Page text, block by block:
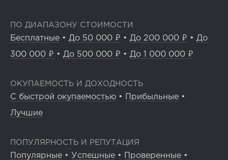
ПО ДИАПАЗОНУ СТОИМОСТИ
Бесплатные • До 50 000 ₽ • До 200 000 ₽ • До
300 000 ₽ • До 500 000 ₽ • До 1 000 000 ₽
ОКУПАЕМОСТЬ И ДОХОДНОСТЬ
С быстрой окупаемостью • Прибыльные •
Лучшие
ПОПУЛЯРНОСТЬ И РЕПУТАЦИЯ
Популярные • Успешные • Проверенные •